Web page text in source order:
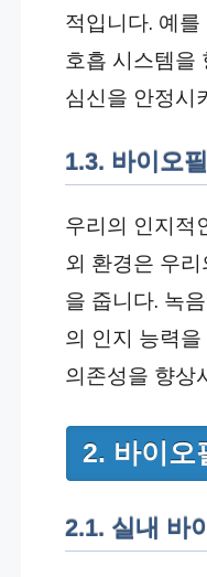
적입니다. 예
호흡 시스템을
심신을 안정시
1.3. 바이오
우리의 인지적
외 환경은 우
을 줍니다. 녹
의 인지 능력
의존성을 향상
2. 바이오
2.1. 실내 바